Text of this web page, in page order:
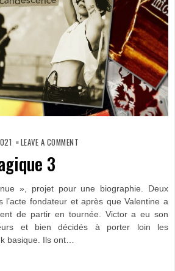
LEAVE A COMMENT
3
», projet pour une biographie. Deux
l’acte fondateur et après que Valentine a
de partir en tournée. Victor a eu son
et bien décidés à porter loin les
basique. Ils ont…